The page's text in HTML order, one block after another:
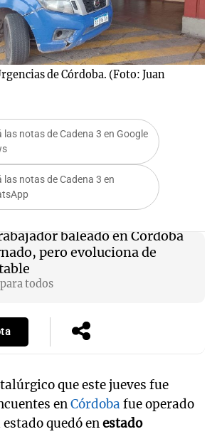
de Córdoba. (Foto: Juan
las notas de Cadena 3 en Google
las notas de Cadena 3 en
baleado en Córdoba
pero evoluciona de
todos
que este jueves fue
enCórdobafue operado
quedó enestado
2026
Notas
La Sole en
Cadena 3